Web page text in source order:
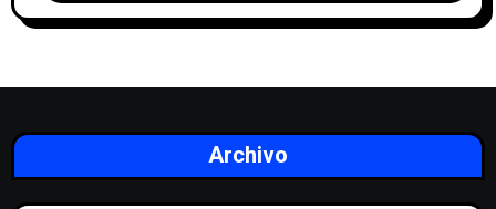
Archivo